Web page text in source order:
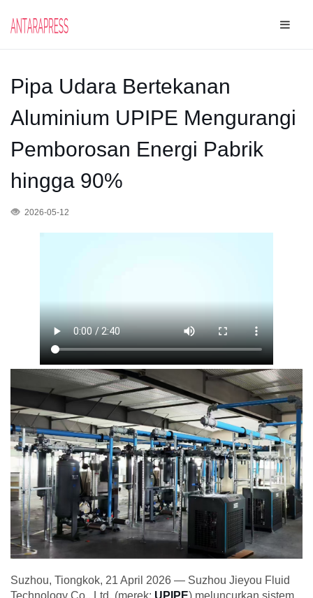
Pipa Udara Bertekanan
Aluminium UPIPE Mengurangi
Pemborosan Energi Pabrik
hingga 90%
2026-05-12
Suzhou, Tiongkok, 21 April 2026 — Suzhou Jieyou Fluid
Technology Co., Ltd. (merek: UPIPE) meluncurkan sistem